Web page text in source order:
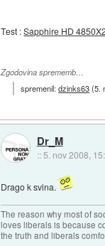
Test :Sapphire HD
Zgodovina sprememb…
spremenil:dzinks63(5.
Dr_M
:: 5. nov 2008,
Drago k svina.
The reason why most of
loves liberals is because
the truth and liberals